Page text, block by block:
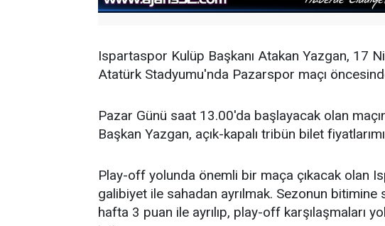
Ispartaspor Kulüp Başkanı Atakan Yazgan, 17
Atatürk Stadyumu'nda Pazarspor maçı
Pazar Günü saat 13.00'da başlayacak olan
Başkan Yazgan, açık-kapalı tribün bilet
Play-off yolunda önemli bir maça çıkacak olan
galibiyet ile sahadan ayrılmak. Sezonun bitimine
hafta 3 puan ile ayrılıp, play-off karşılaşmaları